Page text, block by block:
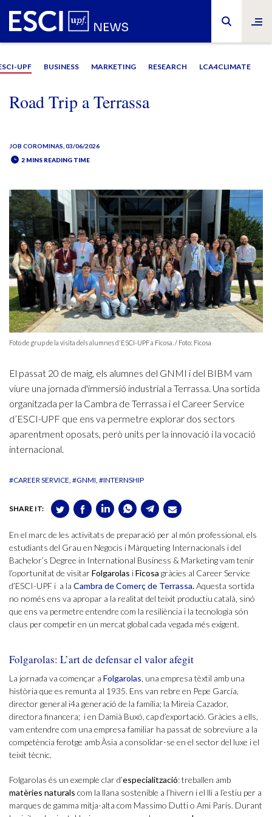
UPF BUSINESS MARKETING RESEARCH LCA4CLIMATE
Road Trip a Terrassa
JOB COROMINAS , 03/06/2026
2 MINS READING TIME
Foto de grup de la visita dels alumnes d'ESCI-UPF a Ficosa. / Foto: Ficosa
El passat 20 de maig, els alumnes del GNMI i del BIBM vam
viure una jornada d'immersió industrial a Terrassa. Una sortida
organitzada per la Cambra de Terrassa i el Career Service
d’ESCI-UPF que ens va permetre explorar dos sectors
aparentment oposats, però units per la innovació i la vocació
internacional.
#CAREER SERVICE #GNMI #INTERNSHIP
SHARE IT:
En el marc de les activitats de preparació per al món professional, els
estudiants del Grau en Negocis i Màrqueting Internacionals i del
Bachelor’s Degree in International Business & Marketing vam tenir
l’oportunitat de visitarFolgarolas iFicosa gràcies al Career Service
d’ESCI-UPF i a la Cambra de Comerç de Terrassa.Aquesta sortida
no només ens va apropar a la realitat del teixit productiu català, sinó
que ens va permetre entendre com la resiliència i la tecnologia són
claus per competir en un mercat global cada vegada més exigent.
Folgarolas: L’art de defensar el valor afegit
La jornada va començar a Folgarolas, una empresa tèxtil amb una
història que es remunta al 1935. Ens van rebre en Pepe García,
director general i4a generació de la família; la Mireia Cazador,
directora financera; i en Damià Buxó, cap d’exportació. Gràcies a ells,
vam entendre com una empresa familiar ha passat de sobreviure a la
competència ferotge amb Àsia a consolidar-se en el sector del luxe i el
teixit tècnic.
Folgarolas és un exemple clar d’especialització: treballen amb
matèries naturals com la llana sostenible a l’hivern i el lli a l’estiu per a
marques de gamma mitja-alta com Massimo Dutti o Ami París. Durant